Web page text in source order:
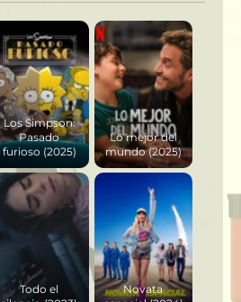
Los Simpson:
Pasado
furioso (2025)
Lo mejor del
mundo (2025)
Todo el
Novata